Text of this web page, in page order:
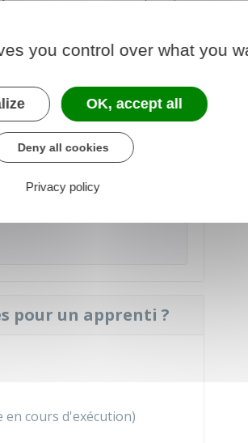
pour le permis de conduire,
vous avez droit
pour un apprenti ?
cours d'exécution)
you control over what you
OK, accept all
Deny all cookies
Privacy policy